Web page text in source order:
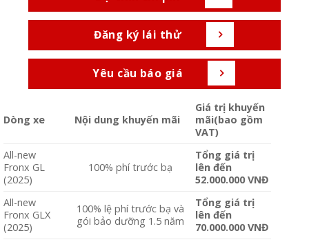
Đăng ký lái thử
Yêu cầu báo giá
Dòng xe Nội dung khuyến mãi
Giá trị khuyến
mãi(bao gồm
VAT)
All-new
Fronx GL
(2025)
100% phí trước bạ
Tổng giá trị
lên đến
52.000.000 VNĐ
All-new
Fronx GLX
(2025)
100% lệ phí trước bạ và
gói bảo dưỡng 1.5 năm
Tổng giá trị
lên đến
70.000.000 VNĐ